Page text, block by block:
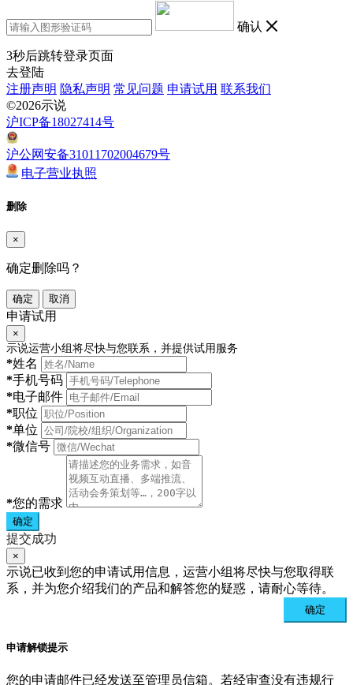
确认
3秒后跳转登录页面
去登陆
注册声明 隐私声明 常见问题 申请试用 联系我们
©2026示说
沪ICP备18027414号
沪公网安备31011702004679号
电子营业执照
删除
×
确定删除吗？
确定 取消
申请试用
×
示说运营小组将尽快与您联系，并提供试用服务
*姓名
*手机号码
*电子邮件
*职位
*单位
*微信号
*您的需求
确定
提交成功
×
示说已收到您的申请试用信息，运营小组将尽快与您取得联
系，并为您介绍我们的产品和解答您的疑惑，请耐心等待。
确定
申请解锁提示
您的申请邮件已经发送至管理员信箱。若经审查没有违规行